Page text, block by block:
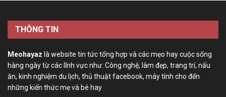
THÔNG TIN
Meohayaz là website tin tức tổng hợp và các mẹo hay cuộc sống
hàng ngày từ các lĩnh vực như: Công nghệ, làm đẹp, trang trí, nấu
ăn, kinh nghiệm du lịch, thủ thuật facebook, máy tính cho đến
những kiến thức mẹ và bé hay